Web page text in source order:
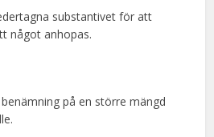
substantivet för att
något anhopas.
på en större mängd